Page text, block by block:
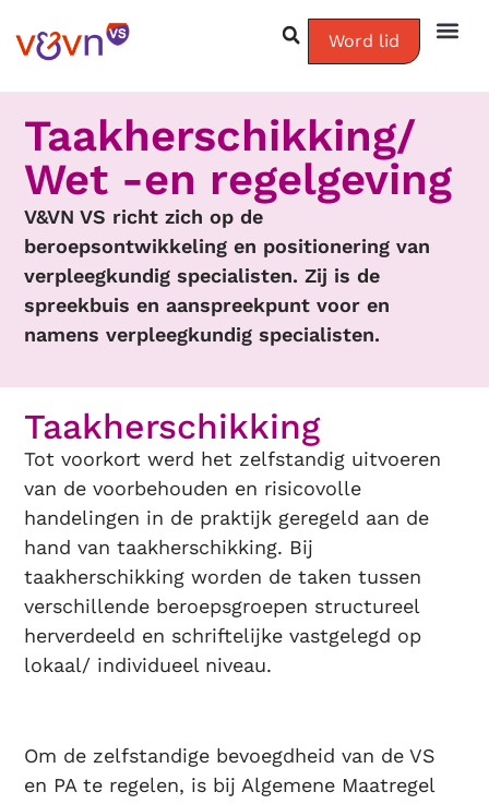
Word lid
Taakherschikking/
Wet -en regelgeving
V&VN VS richt zich op de
beroepsontwikkeling en positionering van
verpleegkundig specialisten. Zij is de
spreekbuis en aanspreekpunt voor en
namens verpleegkundig specialisten.
Taakherschikking
Tot voorkort werd het zelfstandig uitvoeren
van de voorbehouden en risicovolle
handelingen in de praktijk geregeld aan de
hand van taakherschikking. Bij
taakherschikking worden de taken tussen
verschillende beroepsgroepen structureel
herverdeeld en schriftelijke vastgelegd op
lokaal/ individueel niveau.
Om de zelfstandige bevoegdheid van de VS
en PA te regelen, is bij Algemene Maatregel